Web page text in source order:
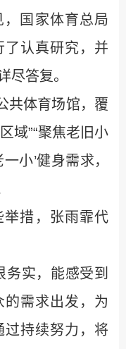
国家体育总局
了认真研究，并
尽答复。
共体育场馆，覆
域”“聚焦老旧小
小’健身需求，
措，张雨霏代
务实，能感受到
需求出发，为
过持续努力，将